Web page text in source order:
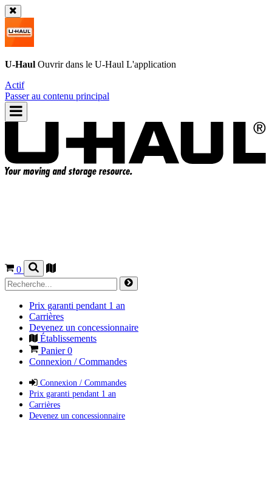
U-Haul Ouvrir dans le U-Haul L'application
Actif
Passer au contenu principal
0
Prix garanti pendant 1 an
Carrières
Devenez un concessionnaire
Établissements
Panier0
Connexion / Commandes
Connexion / Commandes
Prix garanti pendant 1 an
Carrières
Devenez un concessionnaire